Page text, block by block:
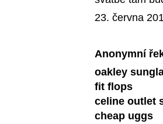
23. června
Anonymní
oakley
fit flops
celine outlet
cheap uggs